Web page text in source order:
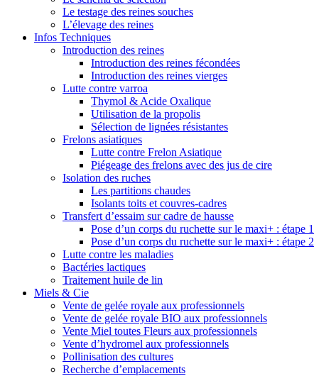
Le testage des reines souches
L’élevage des reines
Infos Techniques
Introduction des reines
Introduction des reines fécondées
Introduction des reines vierges
Lutte contre varroa
Thymol & Acide Oxalique
Utilisation de la propolis
Sélection de lignées résistantes
Frelons asiatiques
Lutte contre Frelon Asiatique
Piégeage des frelons avec des jus de cire
Isolation des ruches
Les partitions chaudes
Isolants toits et couvres-cadres
Transfert d’essaim sur cadre de hausse
Pose d’un corps du ruchette sur le maxi+ : étape 1
Pose d’un corps du ruchette sur le maxi+ : étape 2
Lutte contre les maladies
Bactéries lactiques
Traitement huile de lin
Miels & Cie
Vente de gelée royale aux professionnels
Vente de gelée royale BIO aux professionnels
Vente Miel toutes Fleurs aux professionnels
Vente d’hydromel aux professionnels
Pollinisation des cultures
Recherche d’emplacements